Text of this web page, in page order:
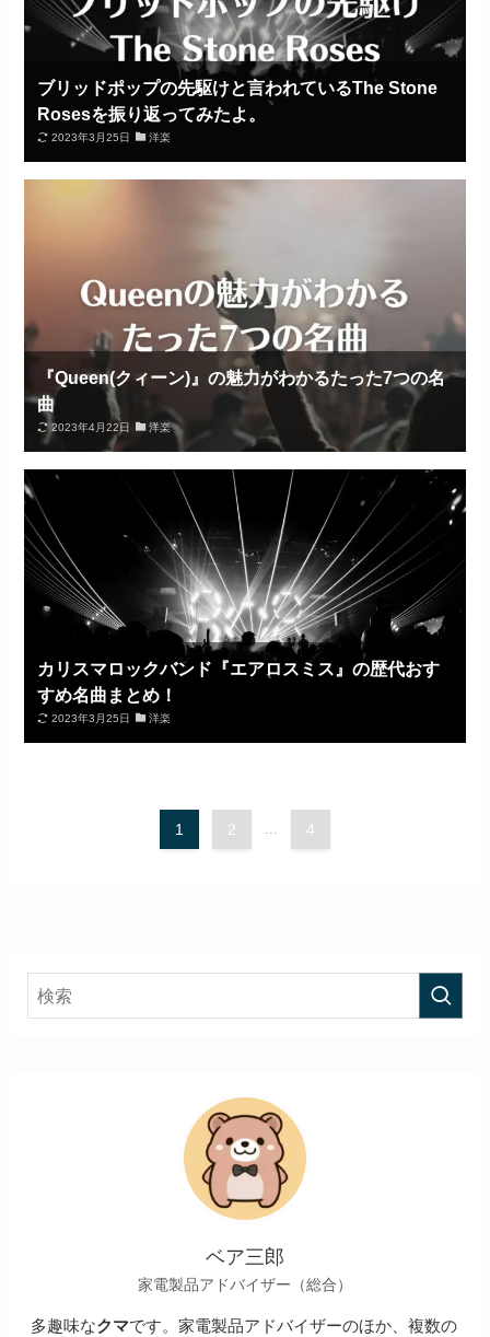
ブリッドポップの先駆けと言われているThe Stone
Rosesを振り返ってみたよ。
2023年3月25日 洋楽
『Queen(クィーン)』の魅力がわかるたった7つの名
曲
2023年4月22日 洋楽
カリスマロックバンド『エアロスミス』の歴代おす
すめ名曲まとめ！
2023年3月25日 洋楽
1 2 4
ベア三郎
家電製品アドバイザー（総合）
多趣味なクマです。家電製品アドバイザーのほか、複数の